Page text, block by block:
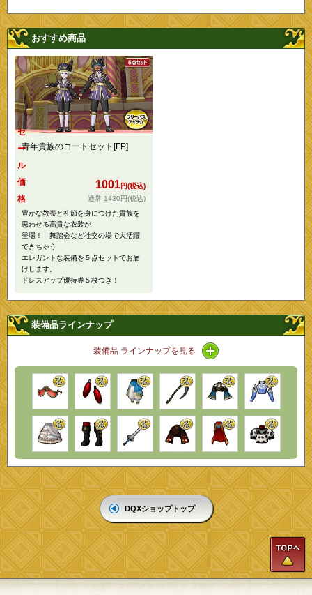
おすすめ商品
青年貴族のコートセット[FP]
セ
ー
ル
価
格
1001円(税込)
1430円(税込)
豊かな教養と礼節を身につけた貴族を
思わせる高貴な衣装が
登場！ 舞踏会など社交の場で大活躍
できちゃう
エレガントな装備を５点セットでお届
けします。
ドレスアップ優待券５枚つき！
装備品ラインナップ
装備品 ラインナップを見る アイコン / ラインナッ
DQXショップトップ